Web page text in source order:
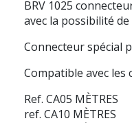
BRV 1025
avec la possibilité
Connecteur spécial
Compatible avec les
Ref. CA05 MÈTRES
ref. CA10 MÈTRES